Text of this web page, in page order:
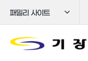
패밀리 사이트